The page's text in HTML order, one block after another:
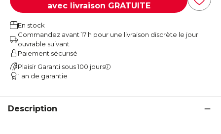
avec livraison GRATUITE
En stock
Commandez avant 17 h pour une livraison discrète le jour
ouvrable suivant
Paiement sécurisé
Plaisir Garanti sous 100 jours
1 an de garantie
Description